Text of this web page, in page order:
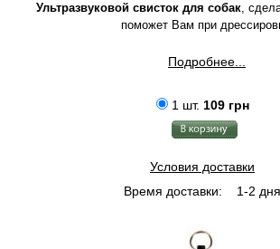
Ультразвуковой свисток для собак,
поможет Вам при
Подробнее...
1 шт. 109 грн
Условия доставки
Время доставки:
1-2 дня